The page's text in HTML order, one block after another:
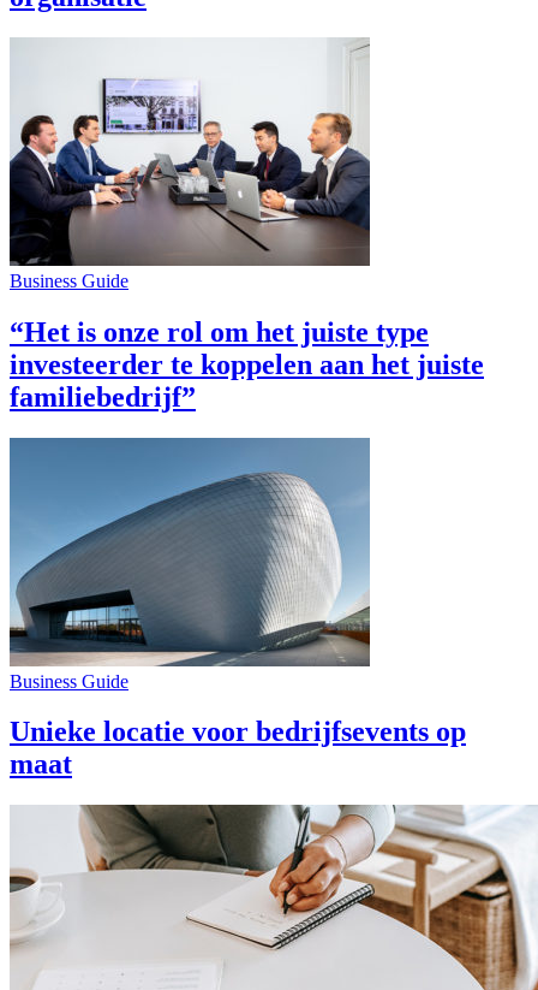
Business Guide
“Het is onze rol om het juiste type
investeerder te koppelen aan het juiste
familiebedrijf”
Business Guide
Unieke locatie voor bedrijfsevents op
maat